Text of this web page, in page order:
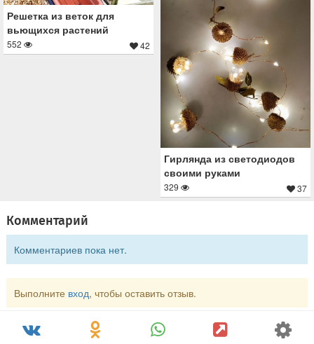
Решетка из веток для
вьющихся растений
552 42
Гирлянда из светодиодов
своими руками
329 37
Комментарий
Комментариев пока нет.
Выполните вход, чтобы оставить отзыв.